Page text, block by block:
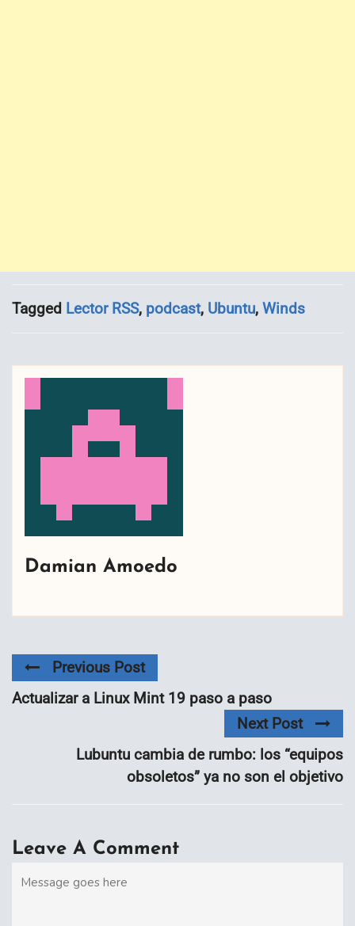
Tagged Lector RSS, podcast, Ubuntu, Winds
Damian Amoedo
Previous Post
Actualizar a Linux Mint 19 paso a paso
Next Post
Lubuntu cambia de rumbo: los “equipos
obsoletos” ya no son el objetivo
Leave A Comment